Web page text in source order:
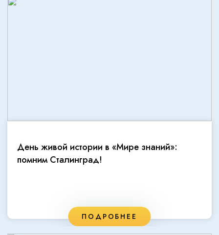
День живой истории в «Мире знаний»:
помним Сталинград!
ПОДРОБНЕЕ